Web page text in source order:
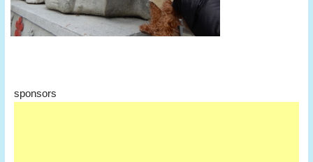
sponsors